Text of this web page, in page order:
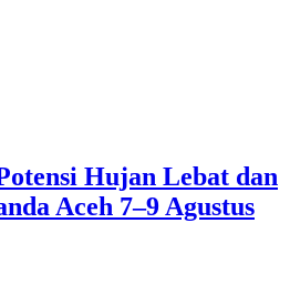
Hujan Lebat dan
Aceh 7–9 Agustus